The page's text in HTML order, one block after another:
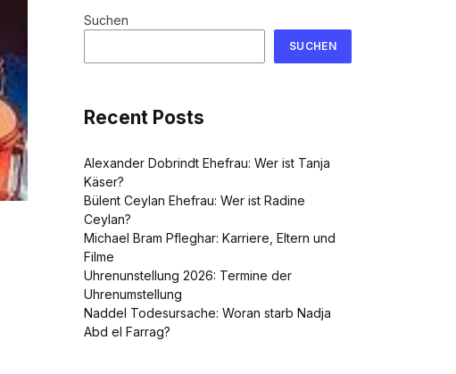
Suchen
SUCHEN
Recent Posts
Alexander Dobrindt Ehefrau: Wer ist Tanja
Käser?
Bülent Ceylan Ehefrau: Wer ist Radine
Ceylan?
Michael Bram Pfleghar: Karriere, Eltern und
Filme
Uhrenunstellung 2026: Termine der
Uhrenumstellung
Naddel Todesursache: Woran starb Nadja
Abd el Farrag?